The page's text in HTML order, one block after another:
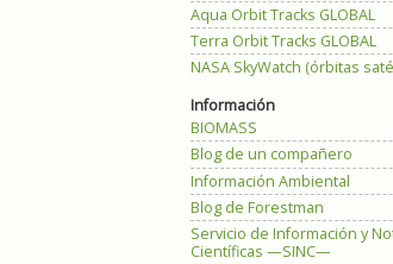
Aqua Orbit Tracks GLOBAL
Terra Orbit Tracks GLOBAL
NASA SkyWatch (órbitas
Información
BIOMASS
Blog de un compañero
Información Ambiental
Blog de Forestman
Servicio de Información y
Científicas —SINC—